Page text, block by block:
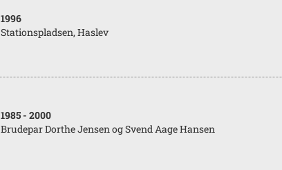
1996
Stationspladsen, Haslev
1985 - 2000
Brudepar Dorthe Jensen og Svend Aage Hansen